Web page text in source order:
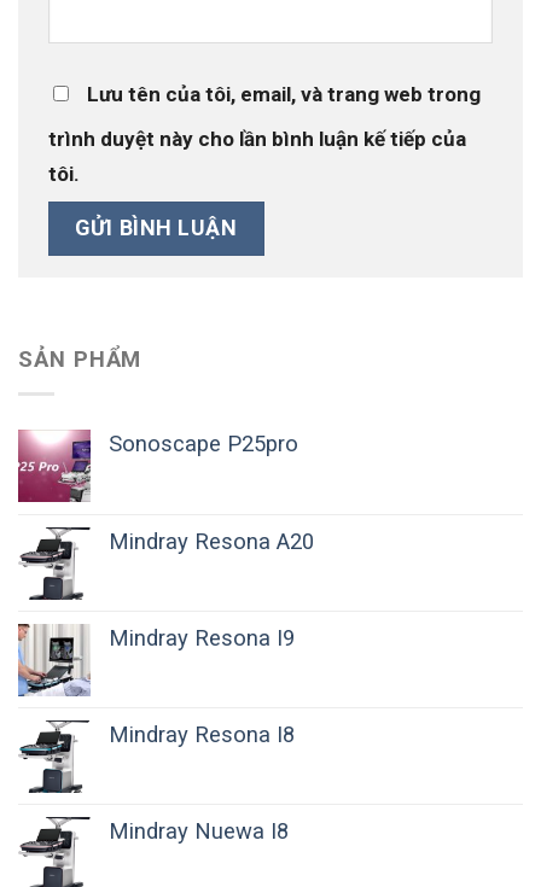
Lưu tên của tôi, email, và trang web trong
trình duyệt này cho lần bình luận kế tiếp của
tôi.
SẢN PHẨM
Sonoscape P25pro
Mindray Resona A20
Mindray Resona I9
Mindray Resona I8
Mindray Nuewa I8